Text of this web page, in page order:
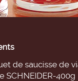
de saucisse de
SCHNEIDER-400g